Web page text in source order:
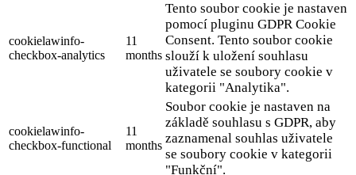
cookielawinfo-
checkbox-analytics
11
months
Tento soubor cookie je nastaven
pomocí pluginu GDPR Cookie
Consent. Tento soubor cookie
slouží k uložení souhlasu
uživatele se soubory cookie v
kategorii "Analytika".
cookielawinfo-
checkbox-functional
11
months
Soubor cookie je nastaven na
základě souhlasu s GDPR, aby
zaznamenal souhlas uživatele
se soubory cookie v kategorii
"Funkční".